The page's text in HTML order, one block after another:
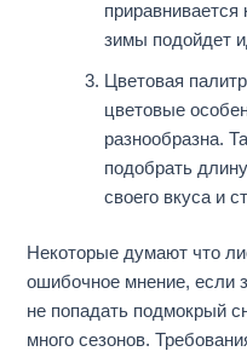
приравнивается
зимы подойдет
Цветовая
цветовые
разнообразна.
подобрать
своего вкуса и
Некоторые думают что
ошибочное мнение, если
не попадать подмокрый
много сезонов.